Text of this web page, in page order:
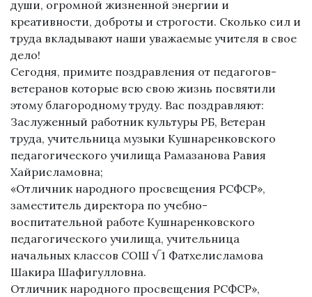
души, огромной жизненной энергии и
креативности, доброты и строгости. Сколько сил и
труда вкладывают наши уважаемые учителя в свое
дело!
Сегодня, примите поздравления от педагогов-
ветеранов которые всю свою жизнь посвятили
этому благородному труду. Вас поздравляют:
Заслуженный работник культуры РБ, Ветеран
труда, учительница музыки Кушнаренковского
педагогического училища Рамазанова Равия
Хайрисламовна;
«Отличник народного просвещения РСФСР»,
заместитель директора по учебно-
воспитательной работе Кушнаренковского
педагогического училища, учительница
начальных классов СОШ √1 Фатхелисламова
Шакира Шафигулловна.
Отличник народного просвещения РСФСР»,